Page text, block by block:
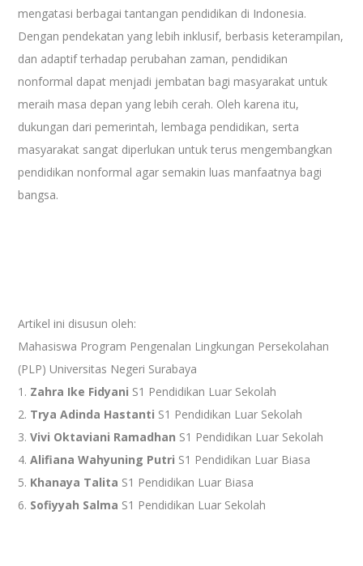
mengatasi berbagai tantangan pendidikan di Indonesia.
Dengan pendekatan yang lebih inklusif, berbasis keterampilan,
dan adaptif terhadap perubahan zaman, pendidikan
nonformal dapat menjadi jembatan bagi masyarakat untuk
meraih masa depan yang lebih cerah. Oleh karena itu,
dukungan dari pemerintah, lembaga pendidikan, serta
masyarakat sangat diperlukan untuk terus mengembangkan
pendidikan nonformal agar semakin luas manfaatnya bagi
bangsa.
Artikel ini disusun oleh:
Mahasiswa Program Pengenalan Lingkungan Persekolahan
(PLP) Universitas Negeri Surabaya
1. Zahra Ike Fidyani S1 Pendidikan Luar Sekolah
2. Trya Adinda Hastanti S1 Pendidikan Luar Sekolah
3.Vivi Oktaviani Ramadhan S1 Pendidikan Luar Sekolah
4.Alifiana Wahyuning Putri S1 Pendidikan Luar Biasa
5. Khanaya Talita S1 Pendidikan Luar Biasa
6. Sofiyyah Salma S1 Pendidikan Luar Sekolah